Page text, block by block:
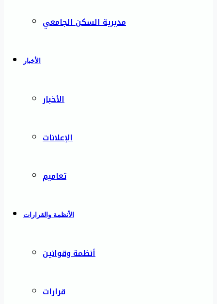
مديرية السكن الجامعي
الأخبار
الأخبار
الإعلانات
تعاميم
الأنظمة والقرارات
أنظمة وقوانين
قرارات